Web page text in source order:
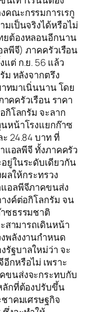
ณะกรรมการเรกู
มเป็นจริงได้หรือไม่
ยต้องหลอนอีกนาน
พีจี) ภาคครัวเรือน
ต่ ก.ย. 56 แล้ว
ม หลังจากตรึง
าทมาเนิ่นนาน โดย
คครัวเรือน ราคา
กิโลกรัม จะลาก
หน้าโรงแยกก๊าซ
24.84 บาท ที่
แอลพีจี ทั้งภาคครัว
ยู่ในระดับเดียวกัน
ลให้กระทรวง
อลพีจีภาคขนส่ง
งค์ต่อกิโลกรัม จน
ซธรรมชาติ
สามารถเดินหน้า
พลังงานกำหนด
ฐบาลใหม่ว่า จะ
กหรือไม่ เพราะ
ขนส่งจะกระทบกับ
กที่ต้องปรับขึ้น
าคมเศรษฐกิจ